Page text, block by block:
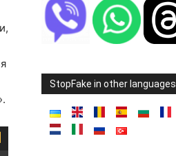
StopFake in other languages